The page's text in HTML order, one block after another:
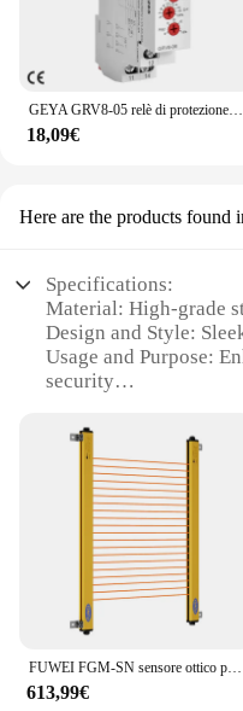
GEYA GRV8-05 relè di protezione da sovratensione e sottotensione regolabile con funzione asimmetrica relè di monitoraggio trifase 220V
18,09€
Here are the products found
Specifications:
Material: High-grade
Design and Style:
Usage and Purpose:
security
resistant, and
Parts and
available for easy
Applicable Scenario:
environments
Features:
|Wholesale|
**Unmatched
Crafted from high-
barriere sicurezza
FUWEI FGM-SN sensore ottico per tende per protezione di sicurezza industriale barriera a infrarossi uscita relè luce di sicurezza
613,99€